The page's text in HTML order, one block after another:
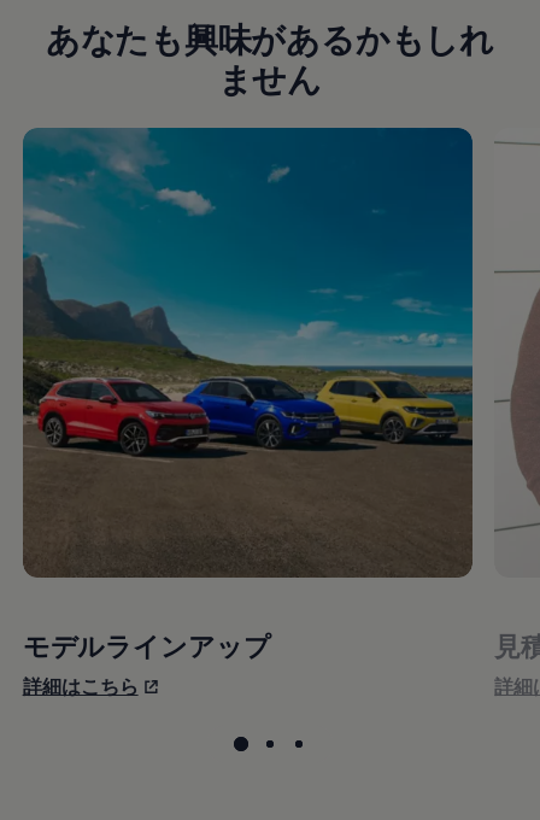
あなたも興味があるかもしれ
ません
モデルラインアップ
詳細はこちら
見
詳細